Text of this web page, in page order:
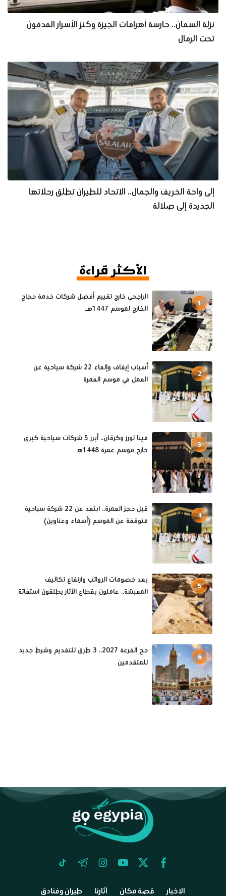
نزلة السمان.. حارسة أهرامات الجيزة وكنز الأسرار المدفون
تحت الرمال
إلى واحة الخريف والجمال.. الاتحاد للطيران تطلق رحلاتها
الجديدة إلى صلالة
الأكثر قراءة
1
الراجحي خارج تقييم أفضل شركات خدمة حجاج
الخارج لموسم 1447هـ
2
أسباب إيقاف وإلغاء 22 شركة سياحية عن
العمل في موسم العمرة
3
مينا تورز وكرڤان.. أبرز 5 شركات سياحية كبرى
خارج موسم عمرة 1448ه‍
4
قبل حجز العمرة.. ابتعد عن 22 شركة سياحية
متوقفة عن الموسم (أسماء وعناوين)
5
بعد خصومات الرواتب وارتفاع تكاليف
المعيشة.. عاملون بقطاع الآثار يطلقون استغاثة
6
حج القرعة 2027.. 3 طرق للتقديم وشرط جديد
للمتقدمين
facebook
twitter
youtube
instagram
telegram
tiktok
الاخبار قصة مكان آثارنا طيران وفنادق